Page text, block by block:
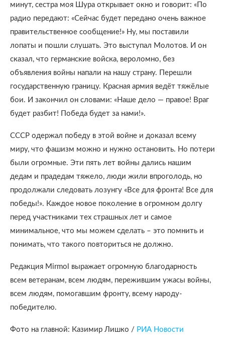
минут, сестра моя Шура открывает окно и говорит: «По
радио передают: «Сейчас будет передано очень важное
правительственное сообщение!» Ну, мы поставили
лопаты и пошли слушать. Это выступал Молотов. И он
сказал, что германские войска, вероломно, без
объявления войны напали на нашу страну. Перешли
государственную границу. Красная армия ведёт тяжёлые
бои. И закончил он словами: «Наше дело — правое! Враг
будет разбит! Победа будет за нами!».
СССР одержал победу в этой войне и доказал всему
миру, что фашизм можно и нужно остановить. Но потери
были огромные. Эти пять лет войны дались нашим
дедам и прадедам тяжело, люди жили впроголодь, но
продолжали следовать лозунгу «Все для фронта! Все для
победы!». Каждое новое поколение в огромном долгу
перед участниками тех страшных лет и самое
минимальное, что мы можем сделать – это помнить и
понимать, что такого повториться не должно.
Редакция Mirmol выражает огромную благодарность
всем ветеранам, всем людям, пережившим ужасы войны,
всем людям, помогавшим фронту, всему народу-
победителю.
Фото на главной: Казимир Лишко / РИА Новости